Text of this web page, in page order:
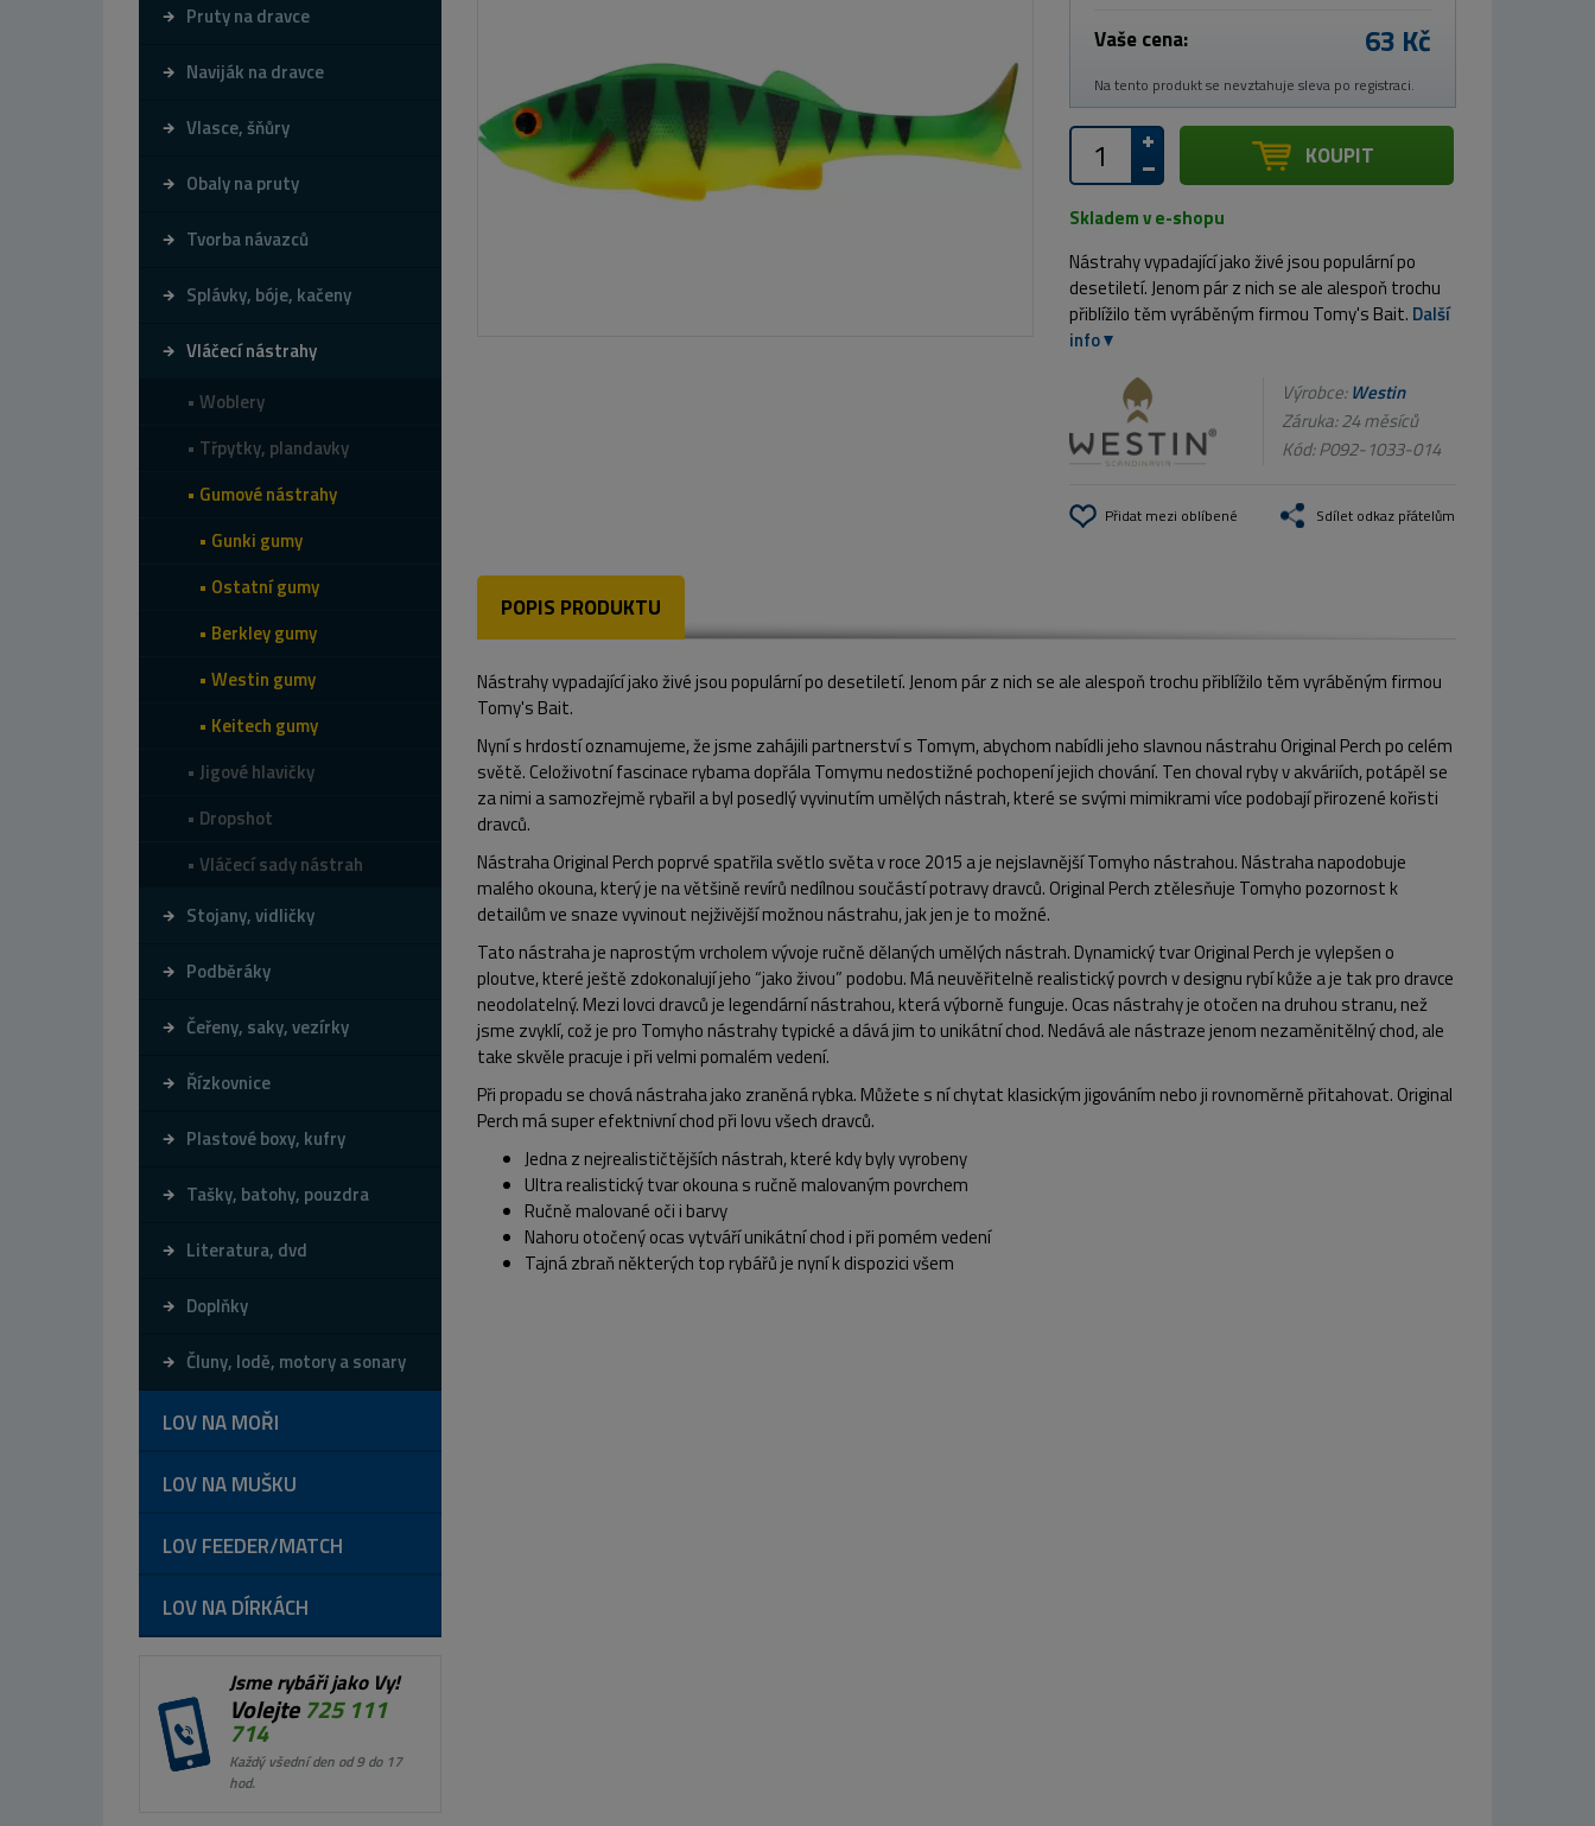
Pruty na dravce
Naviják na dravce
Vlasce, šňůry
Obaly na pruty
Tvorba návazců
Splávky, bóje, kačeny
Vláčecí nástrahy
Woblery
Třpytky, plandavky
Gumové nástrahy
Gunki gumy
Ostatní gumy
Berkley gumy
Westin gumy
Keitech gumy
Jigové hlavičky
Dropshot
Vláčecí sady nástrah
Stojany, vidličky
Podběráky
Čeřeny, saky, vezírky
Řízkovnice
Plastové boxy, kufry
Tašky, batohy, pouzdra
Literatura, dvd
Doplňky
Čluny, lodě, motory a sonary
LOV NA MOŘI
LOV NA MUŠKU
LOV FEEDER/MATCH
LOV NA DÍRKÁCH
Jsme rybáři jako Vy!
Volejte725 111
714
Každý všední den od 9 do 17
hod.
Vaše cena: 63 Kč
Na tento produkt se nevztahuje sleva po registraci.
KOUPIT
Skladem v e-shopu
Nástrahy vypadající jako živé jsou populární po
desetiletí. Jenom pár z nich se ale alespoň trochu
přiblížilo těm vyráběným firmou Tomy's Bait. Další
info
Výrobce:Westin
Záruka: 24 měsíců
Kód:P092-1033-014
Přidat mezi oblíbené Sdílet odkaz přátelům
POPIS PRODUKTU
Nástrahy vypadající jako živé jsou populární po desetiletí. Jenom pár z nich se ale alespoň trochu přiblížilo těm vyráběným firmou
Tomy's Bait.
Nyní s hrdostí oznamujeme, že jsme zahájili partnerství s Tomym, abychom nabídli jeho slavnou nástrahu Original Perch po celém
světě. Celoživotní fascinace rybama dopřála Tomymu nedostižné pochopení jejich chování. Ten choval ryby v akváriích, potápěl se
za nimi a samozřejmě rybařil a byl posedlý vyvinutím umělých nástrah, které se svými mimikrami více podobají přirozené kořisti
dravců.
Nástraha Original Perch poprvé spatřila světlo světa v roce 2015 a je nejslavnější Tomyho nástrahou. Nástraha napodobuje
malého okouna, který je na většině revírů nedílnou součástí potravy dravců. Original Perch ztělesňuje Tomyho pozornost k
detailům ve snaze vyvinout nejživější možnou nástrahu, jak jen je to možné.
Tato nástraha je naprostým vrcholem vývoje ručně dělaných umělých nástrah. Dynamický tvar Original Perch je vylepšen o
ploutve, které ještě zdokonalují jeho “jako živou” podobu. Má neuvěřitelně realistický povrch v designu rybí kůže a je tak pro dravce
neodolatelný. Mezi lovci dravců je legendární nástrahou, která výborně funguje. Ocas nástrahy je otočen na druhou stranu, než
jsme zvyklí, což je pro Tomyho nástrahy typické a dává jim to unikátní chod. Nedává ale nástraze jenom nezaměnitělný chod, ale
take skvěle pracuje i při velmi pomalém vedení.
Při propadu se chová nástraha jako zraněná rybka. Můžete s ní chytat klasickým jigováním nebo ji rovnoměrně přitahovat. Original
Perch má super efektnivní chod při lovu všech dravců.
Jedna z nejrealističtějších nástrah, které kdy byly vyrobeny
Ultra realistický tvar okouna s ručně malovaným povrchem
Ručně malované oči i barvy
Nahoru otočený ocas vytváří unikátní chod i při pomém vedení
Tajná zbraň některých top rybářů je nyní k dispozici všem